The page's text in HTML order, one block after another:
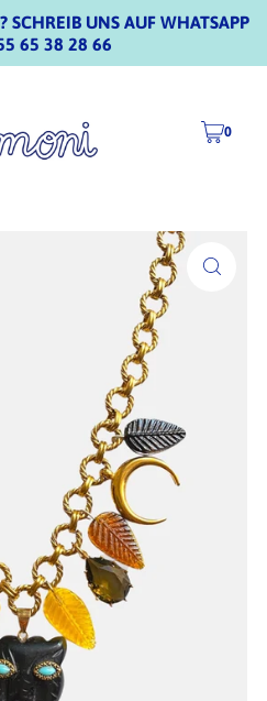
SCHREIB UNS AUF WHATSAPP
65 38 28 66
0